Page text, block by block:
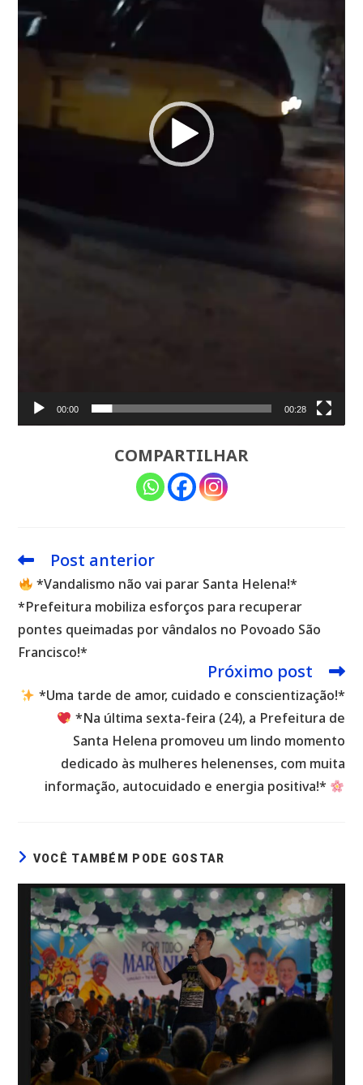
00:00 00:28
COMPARTILHAR
Leia
mais
artigos
Post anterior
*Vandalismo não vai parar Santa Helena!*
*Prefeitura mobiliza esforços para recuperar
pontes queimadas por vândalos no Povoado São
Francisco!*
Próximo post
*Uma tarde de amor, cuidado e conscientização!*
*Na última sexta-feira (24), a Prefeitura de
Santa Helena promoveu um lindo momento
dedicado às mulheres helenenses, com muita
informação, autocuidado e energia positiva!*
VOCÊ TAMBÉM PODE GOSTAR